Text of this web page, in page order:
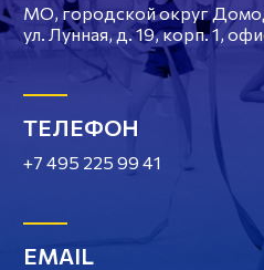
МО, городской округ
ул. Лунная, д. 19, корп. 1,
ТЕЛЕФОН
+7 495 225 99 41
EMAIL